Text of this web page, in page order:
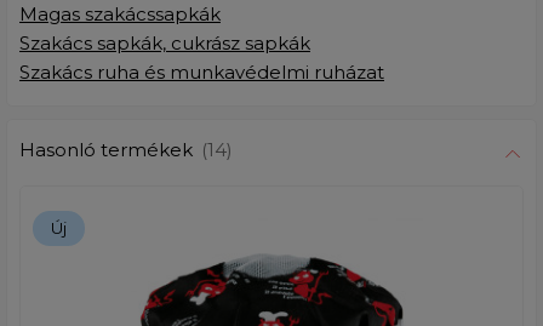
Magas szakácssapkák
Szakács sapkák, cukrász sapkák
Szakács ruha és munkavédelmi ruházat
Hasonló termékek (14)
Új